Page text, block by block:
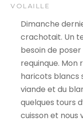
VOLAILLE
Dimanche
crachotait. Un
besoin de
requinque.
haricots blancs
viande et du
quelques tours
cuisson et nous